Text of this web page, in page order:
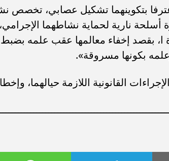
بتكوينهما تشكيل عصابي، تخصص
أسلحة نارية لحماية نشاطهما
ا، بقصد إخفاء معالمها عقب علمه
بكونها مسروقة».
القانونية اللازمة حيالهما،